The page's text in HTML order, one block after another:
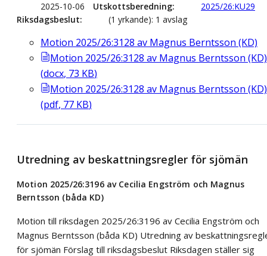
2025-10-06
Utskottsberedning
2025/26:KU29
Riksdagsbeslut
(1 yrkande): 1 avslag
Motion 2025/26:3128 av Magnus Berntsson (KD)
Motion 2025/26:3128 av Magnus Berntsson (KD)
(docx, 73 KB)
Motion 2025/26:3128 av Magnus Berntsson (KD)
(pdf, 77 KB)
Utredning av beskattningsregler för sjömän
Motion 2025/26:3196 av Cecilia Engström och Magnus
Berntsson (båda KD)
Motion till riksdagen 2025/26:3196 av Cecilia Engström och
Magnus Berntsson (båda KD) Utredning av
för sjömän Förslag till riksdagsbeslut Riksdagen ställer sig